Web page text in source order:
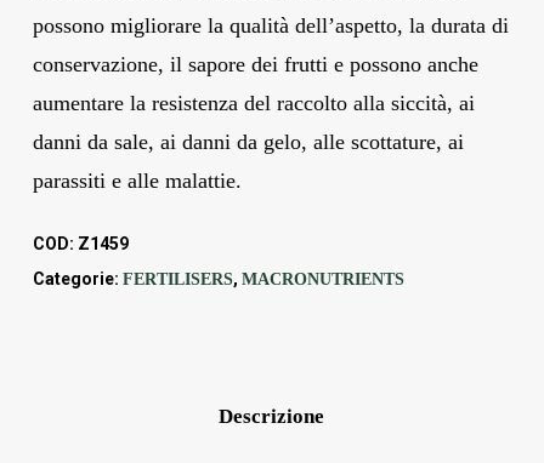
possono migliorare la qualità dell’aspetto, la durata di
conservazione, il sapore dei frutti e possono anche
aumentare la resistenza del raccolto alla siccità, ai
danni da sale, ai danni da gelo, alle scottature, ai
parassiti e alle malattie.
COD: Z1459
Categorie: FERTILISERS, MACRONUTRIENTS
Descrizione